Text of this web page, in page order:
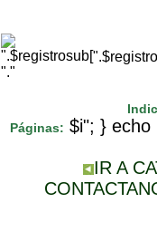
"."
Páginas: $i"; } echo
IR A